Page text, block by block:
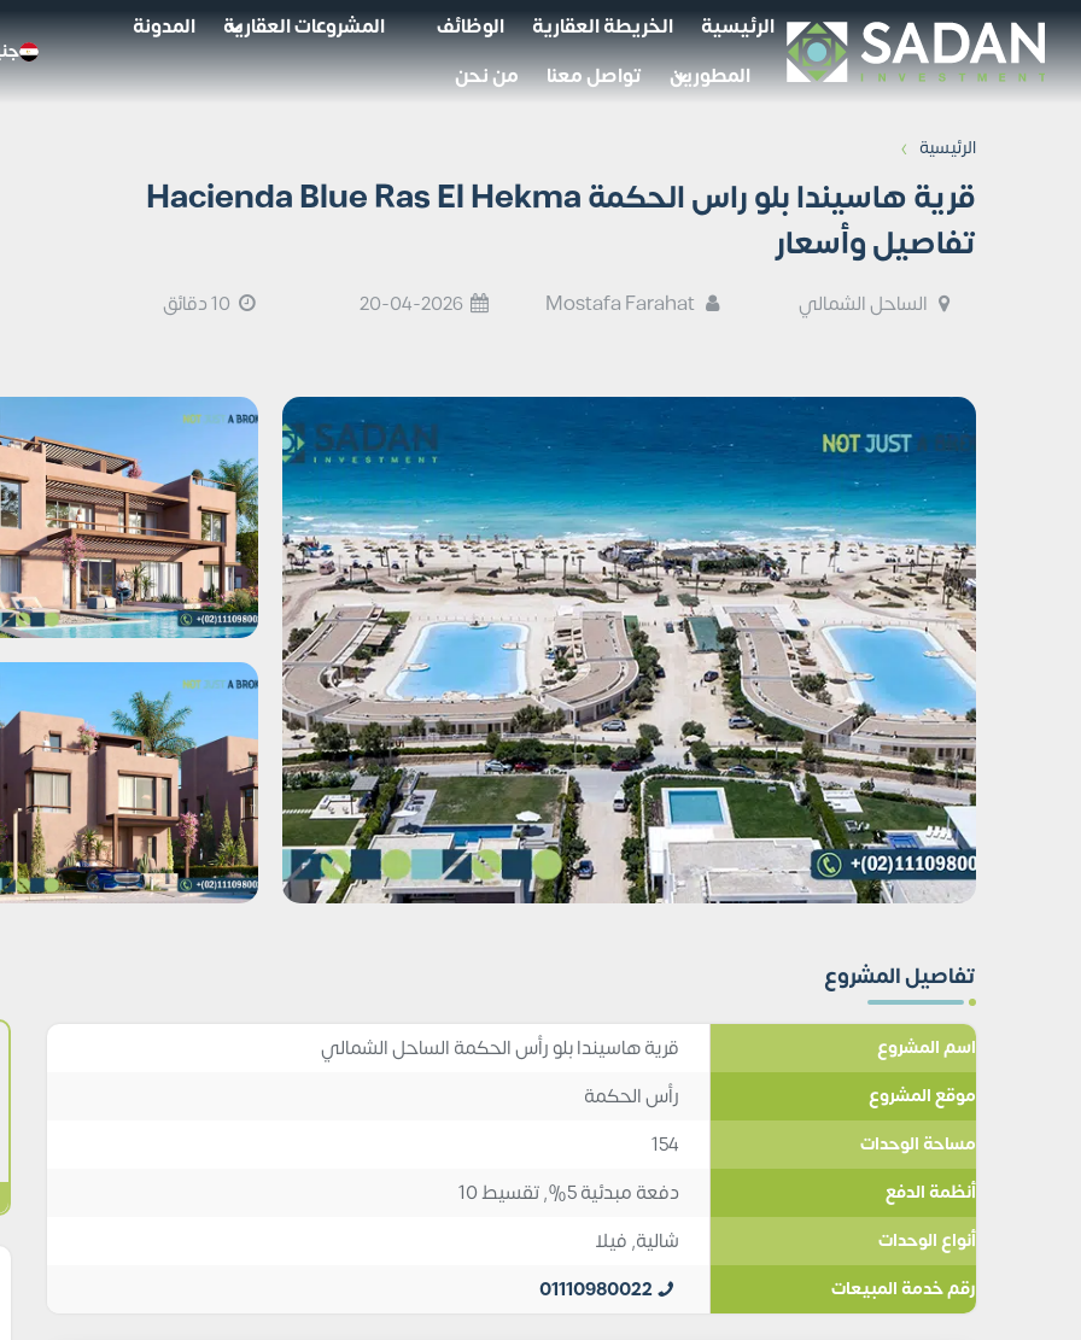
الرئيسية الخريطة العقارية الوظائف المشروعات العقارية
المدونة
المطورين
تواصل معنا من نحن
الرئيسية ›
قرية هاسيندا بلو راس الحكمة Hacienda Blue Ras El Hekma
تفاصيل وأسعار
الساحل الشمالي 20-04-2026
تفاصيل المشروع
اسم المشروع قرية هاسيندا بلو رأس الحكمة الساحل الشمالي
موقع المشروع رأس الحكمة
مساحة الوحدات 154
أنظمة الدفع دفعة مبدئية 5%, تقسيط 10
أنواع الوحدات شالية,فيلا
رقم خدمة المبيعات 01110980022